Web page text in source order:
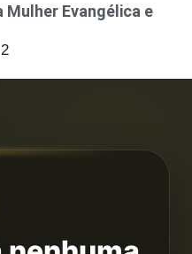
Mulher Evangélica e
2